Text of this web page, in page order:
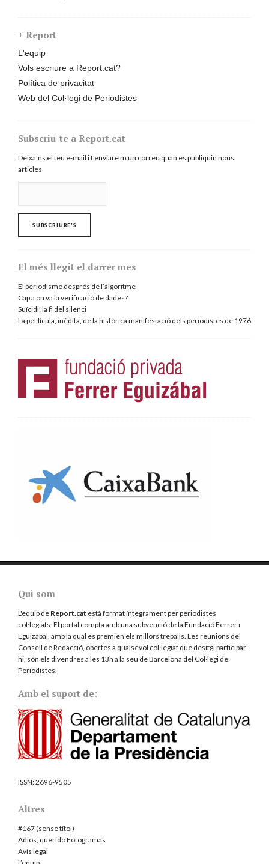
+ Report
L'equip
Vols escriure a Report.cat?
Política de privacitat
Web del Col·legi de Periodistes
Subscriu-te a Report.cat
Deixa'ns el teu e-mail i t'enviare'm un correu quan es publiquin nous
articles
El més llegit el darrer mes
El periodisme després de l’algoritme
Cap a on va la verificació de dades?
Suïcidi: la fi del silenci
La pel·lícula, inèdita, de la històrica manifestació dels periodistes de 1976
Qui som
L'equip de Report.cat està format íntegrament per periodistes
col·legiats. El portal compta amb una subvenció de la Fundació Ferrer i
Eguizábal, amb la qual es premien els millors treballs. Les reunions del
Consell de Redacció, obertes a qualsevol col·legiat que desitgi participar-
hi, són els divendres a les 13h a la seu de Barcelona del Col·legi de
Periodistes
Amb el suport de:
ISSN:2696-9505
Altres
#167 (sense títol)
Adiós, querido Fotogramas
Avís legal